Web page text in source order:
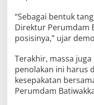
“Sebagai bentuk
Direktur Perumdam
posisinya,” ujar
Terakhir, massa
penolakan ini harus
kesepakatan
Perumdam